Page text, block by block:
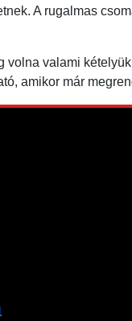
A rugalmas
valami
amikor már